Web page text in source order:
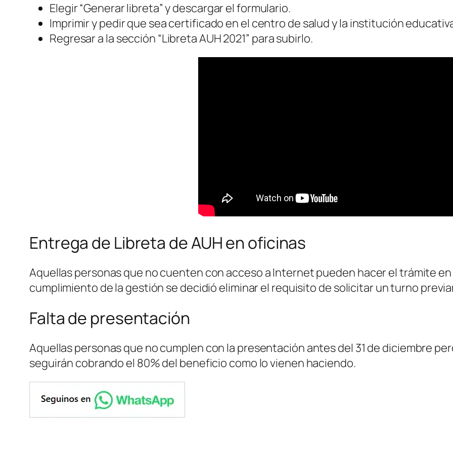
Elegir “Generar libreta” y descargar el formulario.
Imprimir y pedir que sea certificado en el centro de salud y la institución
Regresar a la sección “Libreta AUH 2021” para subirlo.
Entrega de Libreta de AUH en oficinas
Aquellas personas que no cuenten con acceso a Internet pueden hacer el trámite
cumplimiento de la gestión se decidió eliminar el requisito de solicitar un turno
Falta de presentación
Aquellas personas que no cumplen con la presentación antes del 31 de diciembre
seguirán cobrando el 80% del beneficio como lo vienen haciendo.